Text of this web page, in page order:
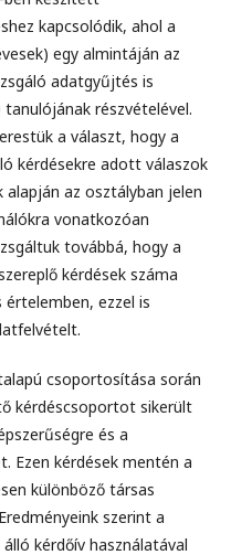
kapcsolódik, ahol a
egy almintáján az
adatgyűjtés is
részvételével.
a választ, hogy a
kérdésekre adott válaszok
az osztályban jelen
vonatkozóan
továbbá, hogy a
kérdések száma
ezzel is
csoportosítása során
kérdéscsoportot sikerült
és a
Ezen kérdések mentén a
különböző társas
szerint a
kérdőív használatával